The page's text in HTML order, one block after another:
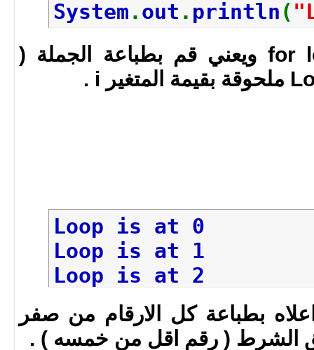
System . out . println (
البودي الخاص بال for loop ويعني قم بطباعة الجملة (
Loop is at 0
Loop is at 1
Loop is at 2
Loop is at 3
Loop is at 4
بطباعة كل الارقام من صفر